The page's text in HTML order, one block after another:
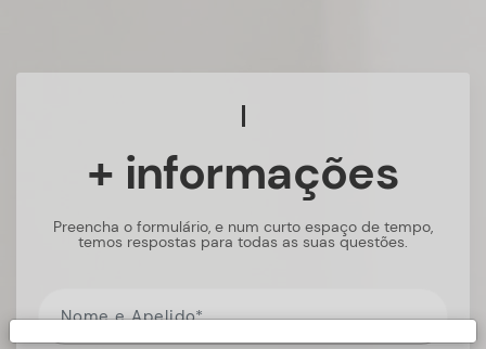
+ informações
Preencha o formulário, e num curto espaço de tempo,
temos respostas para todas as suas questões.